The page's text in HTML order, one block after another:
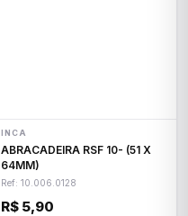
INCA
ABRACADEIRA RSF 10- (51 X
64MM)
Ref: 10.006.0128
R$ 5,90